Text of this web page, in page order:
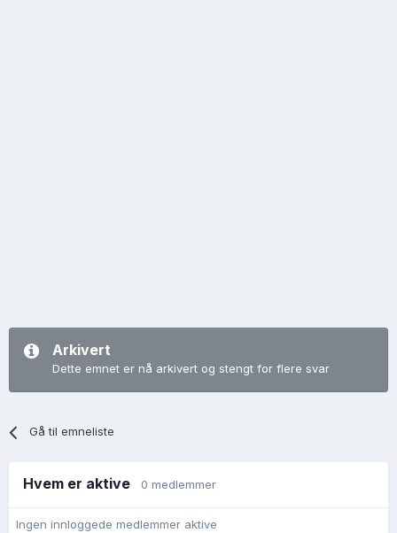
Arkivert
Dette emnet er nå arkivert og stengt for flere svar
Gå til emneliste
Hvem er aktive 0 medlemmer
Ingen innloggede medlemmer aktive